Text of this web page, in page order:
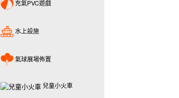
充氣PVC遊戲
水上設施
氣球展場佈置
兒童小火車